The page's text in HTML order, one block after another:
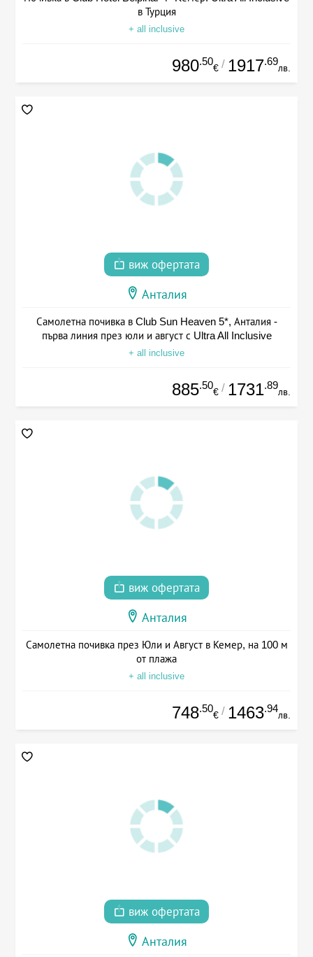
в Турция
+ all inclusive
980.50
€ / 1917.69
лв.
виж офертата
Анталия
Самолетна почивка в Club Sun Heaven 5*, Анталия -
първа линия през юли и август с Ultra All Inclusive
+ all inclusive
885.50
€ / 1731.89
лв.
виж офертата
Анталия
Самолетна почивка през Юли и Август в Кемер, на 100 м
от плажа
+ all inclusive
748.50
€ / 1463.94
лв.
виж офертата
Анталия